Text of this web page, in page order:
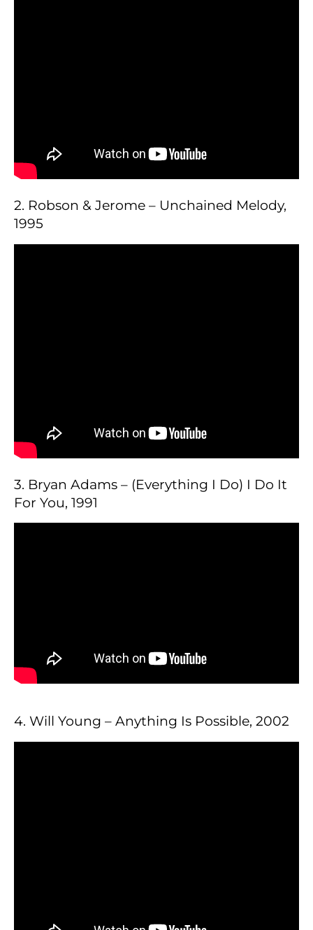
2. Robson & Jerome – Unchained Melody,
1995
3. Bryan Adams – (Everything I Do) I Do It
For You, 1991
4. Will Young – Anything Is Possible, 2002